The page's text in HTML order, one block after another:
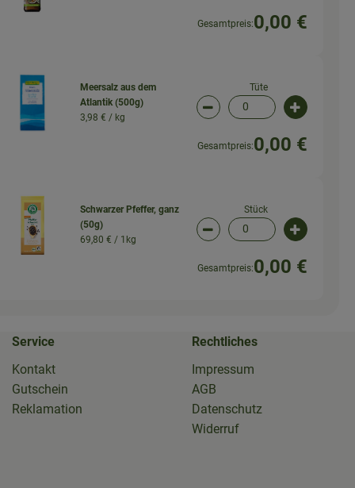
Gesamtpreis:0,00 €
ändern
Meersalz aus dem
Atlantik (500g)
3,98 € / kg
Tüte
Artikelanzahl verringern
Gesamtpreis:0,00 €
ändern
Schwarzer Pfeffer, ganz
(50g)
69,80 € / 1kg
Stück
Artikelanzahl verringern
Gesamtpreis:0,00 €
Service
Kontakt
Gutschein
Reklamation
Rechtliches
Impressum
AGB
Datenschutz
Widerruf